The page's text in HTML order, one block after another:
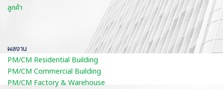
ลูกค้า
ผลงาน
PM/CM Residential Building
PM/CM Commercial Building
PM/CM Factory & Warehouse